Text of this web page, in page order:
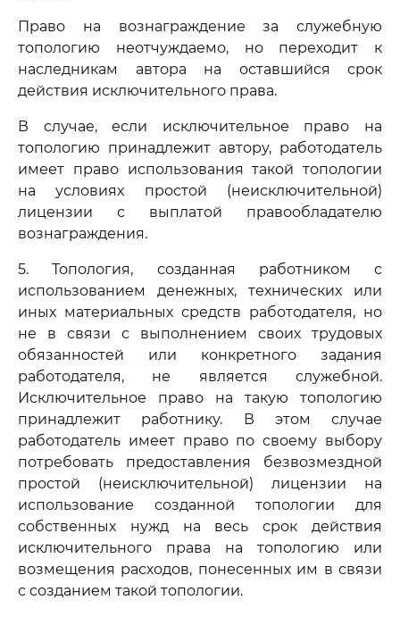
Право на вознаграждение за служебную
топологию неотчуждаемо, но переходит к
наследникам автора на оставшийся срок
действия исключительного права.
В случае, если исключительное право на
топологию принадлежит автору, работодатель
имеет право использования такой топологии
на условиях простой (неисключительной)
лицензии с выплатой правообладателю
вознаграждения.
5. Топология, созданная работником с
использованием денежных, технических или
иных материальных средств работодателя, но
не в связи с выполнением своих трудовых
обязанностей или конкретного задания
работодателя, не является служебной.
Исключительное право на такую топологию
принадлежит работнику. В этом случае
работодатель имеет право по своему выбору
потребовать предоставления безвозмездной
простой (неисключительной) лицензии на
использование созданной топологии для
собственных нужд на весь срок действия
исключительного права на топологию или
возмещения расходов, понесенных им в связи
с созданием такой топологии.